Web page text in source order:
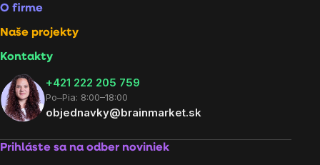
O firme
Naše projekty
Kontakty
+421 222 205 759
Po–Pia: 8:00–18:00
objednavky@brainmarket.sk
Prihláste sa na odber noviniek